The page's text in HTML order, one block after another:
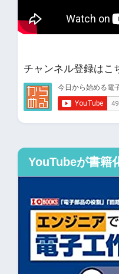
チャンネル登録はこ
YouTubeが書籍